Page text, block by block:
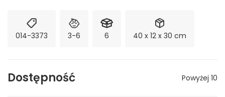
014-3373 3-6 6 40 x 12 x 30 cm
Dostępność Powyżej 10